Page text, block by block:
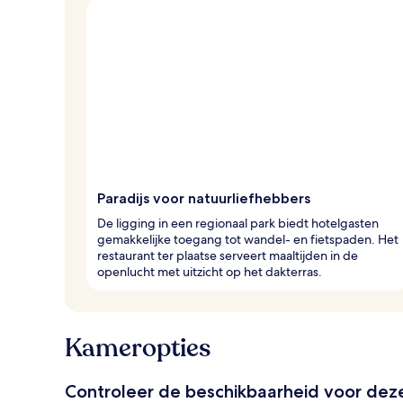
Paradijs voor natuurliefhebbers
De ligging in een regionaal park biedt hotelgasten
gemakkelijke toegang tot wandel- en fietspaden. Het
restaurant ter plaatse serveert maaltijden in de
openlucht met uitzicht op het dakterras.
Kameropties
Controleer de beschikbaarheid voor